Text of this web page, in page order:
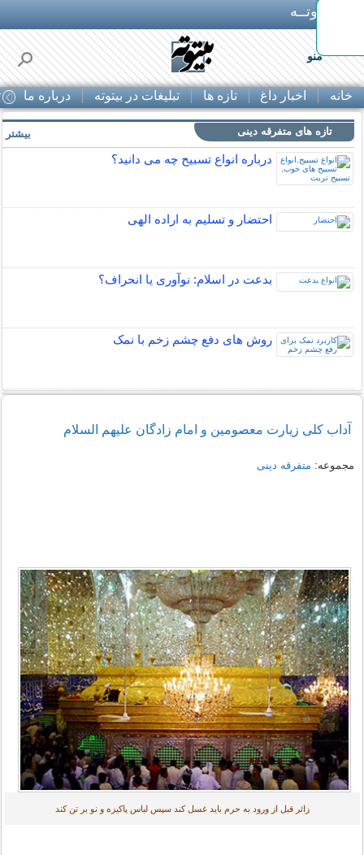
بـیتوتــه
منو
خانه اخبار داغ تازه ها تبلیغات در بیتوته درباره ما
تازه های متفرقه دینی
درباره انواع تسبیح چه می دانید؟
احتضار و تسلیم به اراده الهی
بدعت در اسلام: نوآوری یا انحراف؟
روش های دفع چشم زخم با نمک
بیشتر
آداب کلی زيارت معصومين و امام زادگان عليهم السلام
مجموعه: متفرقه دینی
زائر قبل از ورود به حرم باید غسل كند سپس لباس پاكیزه و نو بر تن کند